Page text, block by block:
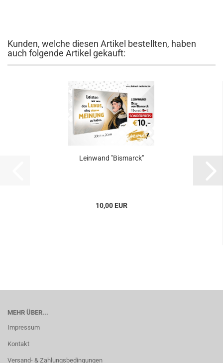
Kunden, welche diesen Artikel bestellten, haben
auch folgende Artikel gekauft:
Leinwand "Bismarck"
10,00 EUR
MEHR ÜBER...
Impressum
Kontakt
Versand- & Zahlungsbedingungen